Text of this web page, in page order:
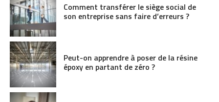
Comment transférer le siège social de
son entreprise sans faire d’erreurs ?
Peut-on apprendre à poser de la résine
époxy en partant de zéro ?